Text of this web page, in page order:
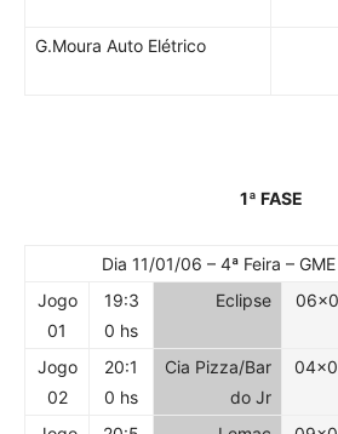
G.Moura Auto Elétrico
1ª FASE
Dia 11/01/06 – 4ª Feira –
Jogo
01
19:3
0 hs
Eclipse
Jogo
02
20:1
0 hs
Cia Pizza/Bar
do Jr